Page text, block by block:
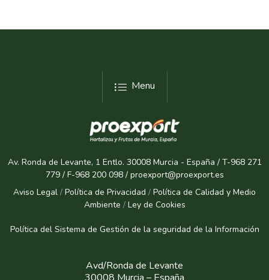
Menu
Av. Ronda de Levante, 1 Entlo. 30008 Murcia - España / T-968 271
779 / F-968 200 098 / proexport@proexport.es
Aviso Legal / Política de Privacidad / Política de Calidad y Medio
Ambiente / Ley de Cookies
Política del Sistema de Gestión de la seguridad de la Información
Avd/Ronda de Levante